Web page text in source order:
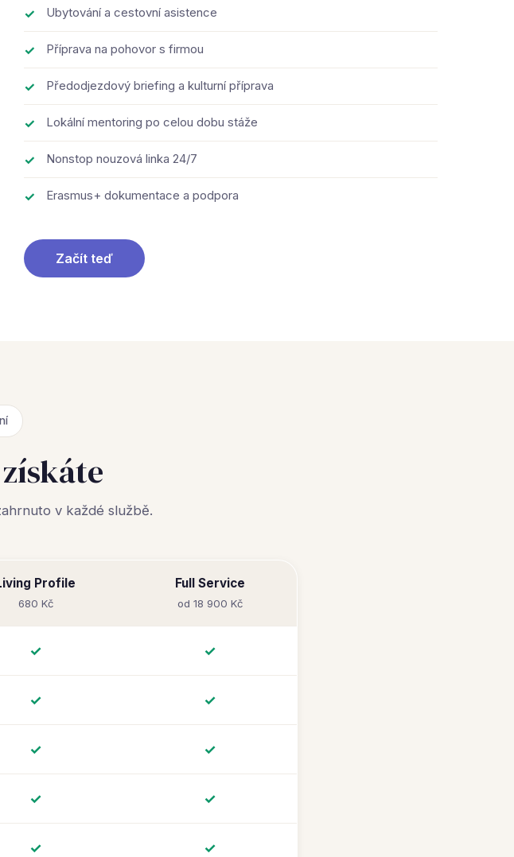
Ubytování a cestovní asistence
Příprava na pohovor s firmou
Předodjezdový briefing a kulturní příprava
Lokální mentoring po celou dobu stáže
Nonstop nouzová linka 24/7
Erasmus+ dokumentace a podpora
Začít teď
v každé službě.
Profile
680 Kč
Full Service
od 18 900 Kč
✓ ✓
✓ ✓
✓ ✓
✓ ✓
✓ ✓